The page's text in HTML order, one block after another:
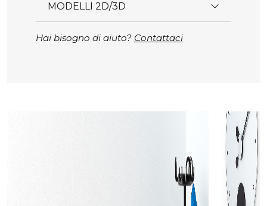
MODELLI 2D/3D
Hai bisogno di aiuto? Contattaci